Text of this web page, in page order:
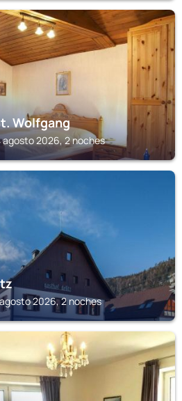
Wolfgang
agosto 2026, 2 noches
2026, 2 noches